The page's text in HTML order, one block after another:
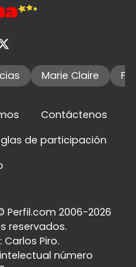
Marie Claire
Contáctenos
de participación
Perfil.com 2006-2026
reservados.
Piro.
número